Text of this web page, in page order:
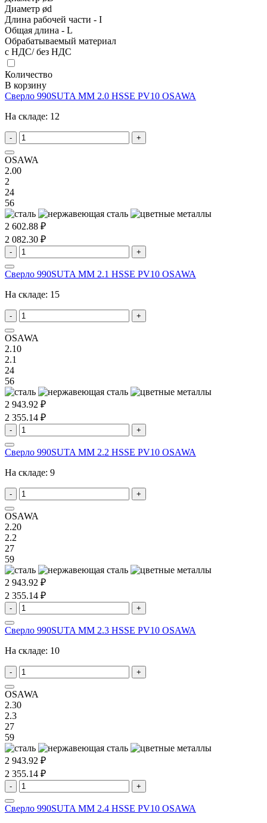
Диаметр ød
Длина рабочей части - I
Общая длина - L
Обрабатываемый материал
с НДС/ без НДС
Количество
В корзину
Сверло 990SUTA MM 2.0 HSSE PV10 OSAWA
На складе: 12
- +
OSAWA
2.00
2
24
56
2 602.88 ₽
2 082.30 ₽
- +
Сверло 990SUTA MM 2.1 HSSE PV10 OSAWA
На складе: 15
- +
OSAWA
2.10
2.1
24
56
2 943.92 ₽
2 355.14 ₽
- +
Сверло 990SUTA MM 2.2 HSSE PV10 OSAWA
На складе: 9
- +
OSAWA
2.20
2.2
27
59
2 943.92 ₽
2 355.14 ₽
- +
Сверло 990SUTA MM 2.3 HSSE PV10 OSAWA
На складе: 10
- +
OSAWA
2.30
2.3
27
59
2 943.92 ₽
2 355.14 ₽
- +
Сверло 990SUTA MM 2.4 HSSE PV10 OSAWA